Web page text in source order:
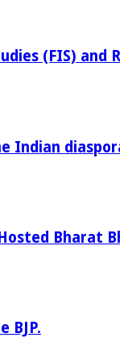
(FIS) and
Indian
Bharat
BJP.